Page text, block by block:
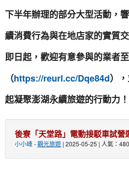
下半年辦理的部分大型活動，
續消費行為與在地店家的實質
即日起，歡迎有意參與的業者
（https://reurl.cc/Dqe84d）
起凝聚澎湖永續旅遊的行動力！
後寮「天堂路」電動接駁車試
小小峰-觀光旅遊 | 2025-05-25 | 人氣：480